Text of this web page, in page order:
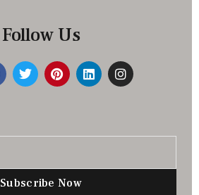
Follow Us
Subscribe Now